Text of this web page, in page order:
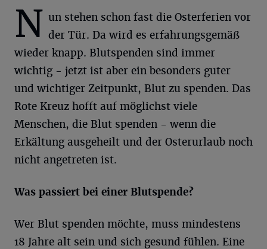
N un stehen schon fast die Osterferien vor
der Tür. Da wird es erfahrungsgemäß
wieder knapp. Blutspenden sind immer
wichtig - jetzt ist aber ein besonders guter
und wichtiger Zeitpunkt, Blut zu spenden. Das
Rote Kreuz hofft auf möglichst viele
Menschen, die Blut spenden - wenn die
Erkältung ausgeheilt und der Osterurlaub noch
nicht angetreten ist.
Was passiert bei einer Blutspende?
Wer Blut spenden möchte, muss mindestens
18 Jahre alt sein und sich gesund fühlen. Eine